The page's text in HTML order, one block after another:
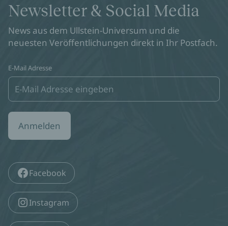
Newsletter & Social Media
News aus dem Ullstein-Universum und die
neuesten Veröffentlichungen direkt in Ihr Postfach.
E-Mail Adresse
Anmelden
Facebook
Instagram